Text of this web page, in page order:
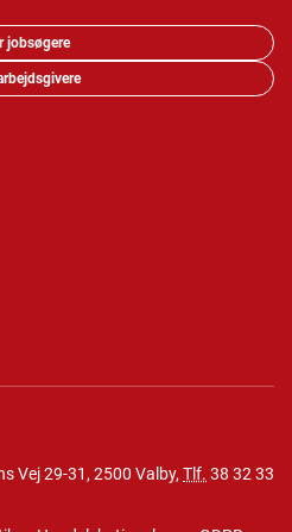
jobsøgere
Vej 29-31, 2500 Valby, Tlf. 38 32 33